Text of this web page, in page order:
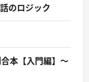
のロジック
本【入門編】〜